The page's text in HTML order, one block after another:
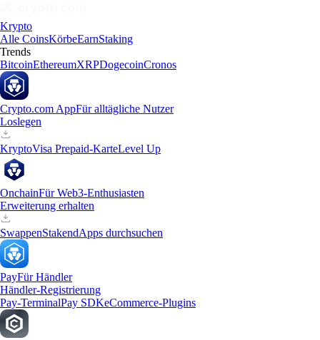
Krypto
Alle CoinsKörbeEarnStaking
Trends
BitcoinEthereumXRPDogecoinCronos
Crypto.com AppFür alltägliche Nutzer
Loslegen
KryptoVisa Prepaid-KarteLevel Up
OnchainFür Web3-Enthusiasten
Erweiterung erhalten
SwappenStakendApps durchsuchen
PayFür Händler
Händler-Registrierung
Pay-TerminalPay SDKeCommerce-Plugins